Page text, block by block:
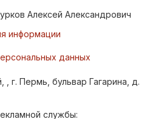
Алексей Александрович
информации
данных
, г. Пермь, бульвар Гагарина, д.
службы: